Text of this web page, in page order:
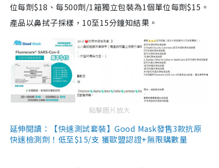
位每劑$18、每500劑/1箱獨立包裝為1個單位每劑$15。
產品以鼻拭子採樣，10至15分鐘知結果。
點擊圖片放大
延伸閱讀：【快速測試套裝】Good Mask發售3款抗原
快速檢測劑！低至$15/支 獲歐盟認證+無限購數量